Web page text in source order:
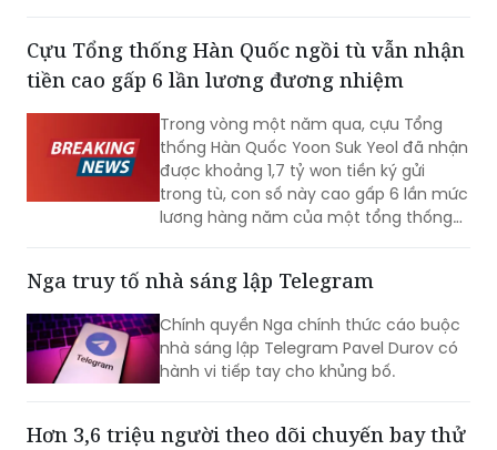
Cựu Tổng thống Hàn Quốc ngồi tù vẫn nhận
tiền cao gấp 6 lần lương đương nhiệm
Trong vòng một năm qua, cựu Tổng
thống Hàn Quốc Yoon Suk Yeol đã nhận
được khoảng 1,7 tỷ won tiền ký gửi
trong tù, con số này cao gấp 6 lần mức
lương hàng năm của một tổng thống
nhận mức tiền ký gửi lên tới khoảng 170
được nhiều tiền nhất tại Trại tạm giam
miền Nam Seoul.
Nga truy tố nhà sáng lập Telegram
Chính quyền Nga chính thức cáo buộc
nhà sáng lập Telegram Pavel Durov có
hành vi tiếp tay cho khủng bố.
Hơn 3,6 triệu người theo dõi chuyến bay thử